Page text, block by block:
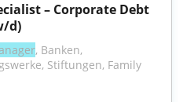
– Corporate Debt
d)
, Banken,
Stiftungen, Family